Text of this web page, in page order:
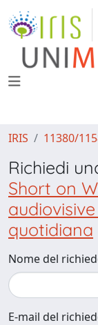
IRIS 11380/
Richiedi
Short on
quotidiana
Nome del
E-mail del